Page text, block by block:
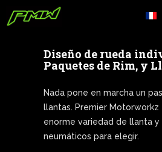
Diseño de rueda
Paquetes de Rim, y
Nada pone en marcha un
llantas. Premier Motorworkz
enorme variedad de llanta y
neumáticos para elegir.